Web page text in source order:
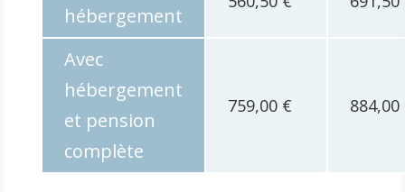
hébergement
Avec
hébergement
et pension
complète
759,00 € 884,00